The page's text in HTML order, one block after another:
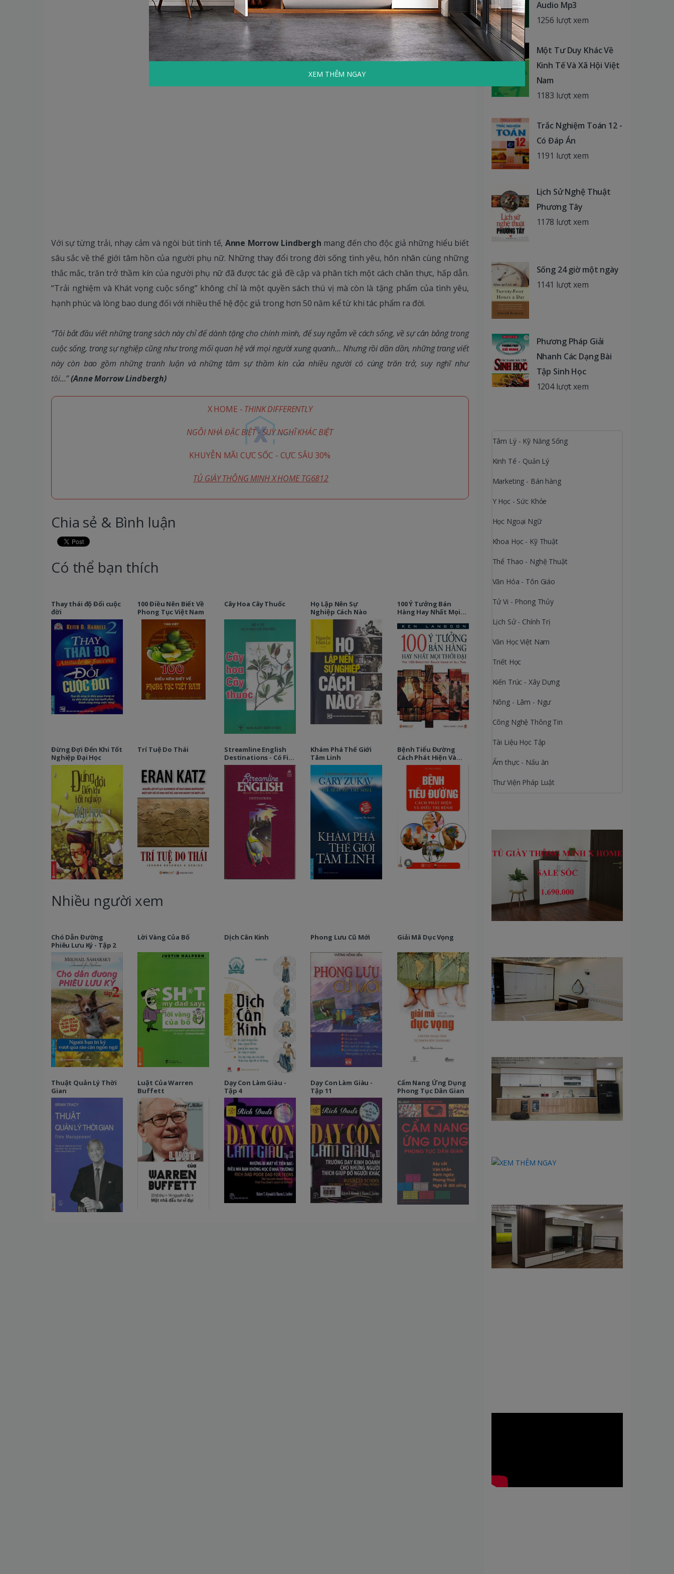
Với sự từng trải, nhạy cảm và ngòi bút tinh tế, Anne Morrow Lindbergh mang đến cho độc giả những hiểu biết
sâu sắc về thế giới tâm hồn của người phụ nữ. Những thay đổi trong đời sống tình yêu, hôn nhân cùng những
thắc mắc, trăn trở thầm kín của người phụ nữ đã được tác giả đề cập và phân tích một cách chân thực, hấp dẫn.
“Trải nghiệm và Khát vọng cuộc sống” không chỉ là một quyền sách thú vị mà còn là tặng phẩm của tình yêu,
hạnh phúc và lòng bao dung đối với nhiều thế hệ độc giả trong hơn 50 năm kể từ khi tác phẩm ra đời.
“Tôi bắt đầu viết những trang sách này chỉ để dành tặng cho chính mình, để suy ngẫm về cách sống, về sự cân bằng trong
cuộc sống, trong sự nghiệp cũng như trong mối quan hệ với mọi người xung quanh… Nhưng rồi dần dần, những trang viết
này còn bao gồm những tranh luận và những tâm sự thầm kín của nhiều người có cùng trăn trở, suy nghĩ như
tôi…”(Anne Morrow Lindbergh)
X HOME - THINK DIFFERENTLY
NGÔI NHÀ ĐẶC BIỆT - SUY NGHĨ KHÁC BIỆT
KHUYỄN MÃI CỰC SỐC - CỰC SÂU 30%
TỦ GIÀY THÔNG MINH X HOME TG6812
Chia sẻ & Bình luận
Có thể bạn thích
Thay thái độ Đổi cuộc
đời
100 Điều Nên Biết Về
Phong Tục Việt Nam
Cây Hoa Cây Thuốc
Họ Lập Nên Sự
Nghiệp Cách Nào
100 Ý Tưởng Bán
Hàng Hay Nhất Mọi
Đừng Đợi Đến Khi Tốt
Nghiệp Đại Học
Trí Tuệ Do Thái
Streamline English
Destinations - Có File
Audio Mp3
Khám Phá Thế Giới
Tâm Linh
Bệnh Tiểu Đường
Cách Phát Hiện Và
Điều Trị Bệnh
Nhiều người xem
Chó Dẫn Đường
Phiêu Lưu Ký - Tập 2
Lời Vàng Của Bố Dịch Cân Kinh Phong Lưu Cũ Mới Giải Mã Dục Vọng
Thuật Quản Lý Thời
Gian
Luật Của Warren
Buffett
Dạy Con Làm Giàu -
Tập 4
Dạy Con Làm Giàu -
Tập 11
Cẩm Nang Ứng Dụng
Phong Tục Dân Gian
Audio Mp3
1256 lượt xem
Một Tư Duy Khác Về
Kinh Tế Và Xã Hội Việt
Nam
1183 lượt xem
Trắc Nghiệm Toán 12 -
Có Đáp Án
1191 lượt xem
Lịch Sử Nghệ Thuật
Phương Tây
1178 lượt xem
Sống 24 giờ một ngày
1141 lượt xem
Phương Pháp Giải
Nhanh Các Dạng Bài
Tập Sinh Học
1204 lượt xem
Tâm Lý - Kỹ Năng Sống
Kinh Tế - Quản Lý
Marketing - Bán hàng
Y Học - Sức Khỏe
Học Ngoại Ngữ
Khoa Học - Kỹ Thuật
Thể Thao - Nghệ Thuật
Văn Hóa - Tôn Giáo
Tử Vi - Phong Thủy
Lịch Sử - Chính Trị
Văn Học Việt Nam
Triết Học
Kiến Trúc - Xây Dựng
Nông - Lâm - Ngư
Công Nghệ Thông Tin
Tài Liệu Học Tập
Ẩm thực - Nấu ăn
Thư Viện Pháp Luật
XEM THÊM NGAY